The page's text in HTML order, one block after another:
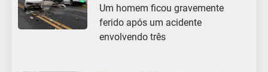
Um homem ficou gravemente
ferido após um acidente
envolvendo três